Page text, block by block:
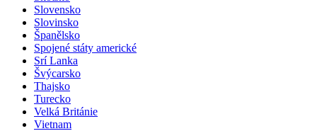
Slovensko
Slovinsko
Španělsko
Spojené státy americké
Srí Lanka
Švýcarsko
Thajsko
Turecko
Velká Británie
Vietnam